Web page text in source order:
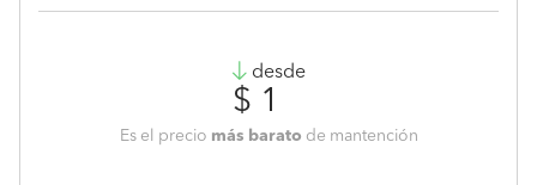
desde
$ 1
Es el precio más barato de mantención